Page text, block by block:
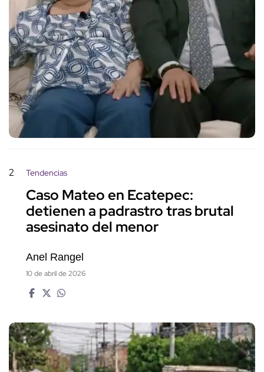
2 Tendencias
Caso Mateo en Ecatepec:
detienen a padrastro tras brutal
asesinato del menor
Anel Rangel
10 de abril de 2026